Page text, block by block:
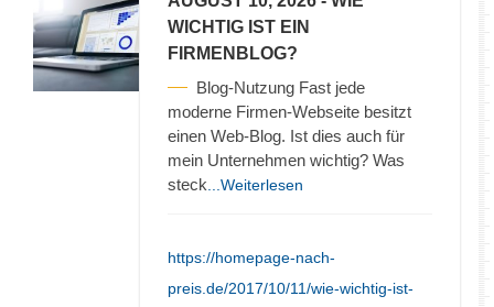
WICHTIG IST EIN
FIRMENBLOG?
Blog-Nutzung Fast jede
moderne Firmen-Webseite besitzt
einen Web-Blog. Ist dies auch für
mein Unternehmen wichtig? Was
steck ...Weiterlesen
https://homepage-nach-
preis.de/2017/10/11/wie-wichtig-ist-